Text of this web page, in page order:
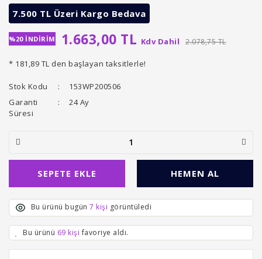
7.500 TL Üzeri Kargo Bedava
%20 İNDİRİM 1.663,00 TL Kdv Dahil 2.078,75 TL
* 181,89 TL den başlayan taksitlerle!
Stok Kodu
153WP200506
Garanti
Süresi
24 Ay
SEPETE EKLE HEMEN AL
Bu ürünü bugün 7 kişi görüntüledi
Bu ürünü 69 kişi favoriye aldı.